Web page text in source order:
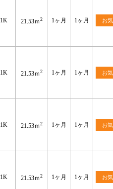
1K 21.53ｍ2 1ヶ月 1ヶ月 お
1K 21.53ｍ2 1ヶ月 1ヶ月 お
1K 21.53ｍ2 1ヶ月 1ヶ月 お
1K 21.53ｍ2 1ヶ月 1ヶ月 お